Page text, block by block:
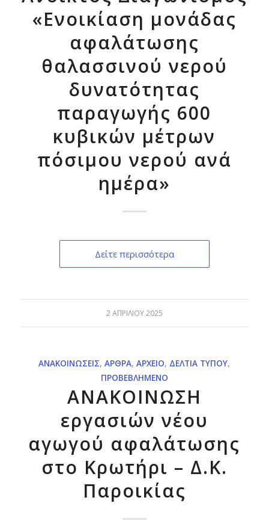
«Ενοικίαση μονάδας
αφαλάτωσης
θαλασσινού νερού
δυνατότητας
παραγωγής 600
κυβικών μέτρων
πόσιμου νερού ανά
ημέρα»
Δείτε περισσότερα
2 ΑΠΡΙΛΊΟΥ 2025
ΑΝΑΚΟΙΝΏΣΕΙΣ,ΆΡΘΡΑ,ΑΡΧΕΊΟ, ΔΕΛΤΊΑ ΤΎΠΟΥ,
ΠΡΟΒΕΒΛΗΜΈΝΟ
ΑΝΑΚΟΙΝΩΣΗ
εργασιών νέου
αγωγού αφαλάτωσης
στο Κρωτήρι – Δ.Κ.
Παροικίας